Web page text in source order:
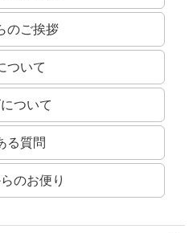
のご挨拶
ついて
ついて
る質問
のお便り